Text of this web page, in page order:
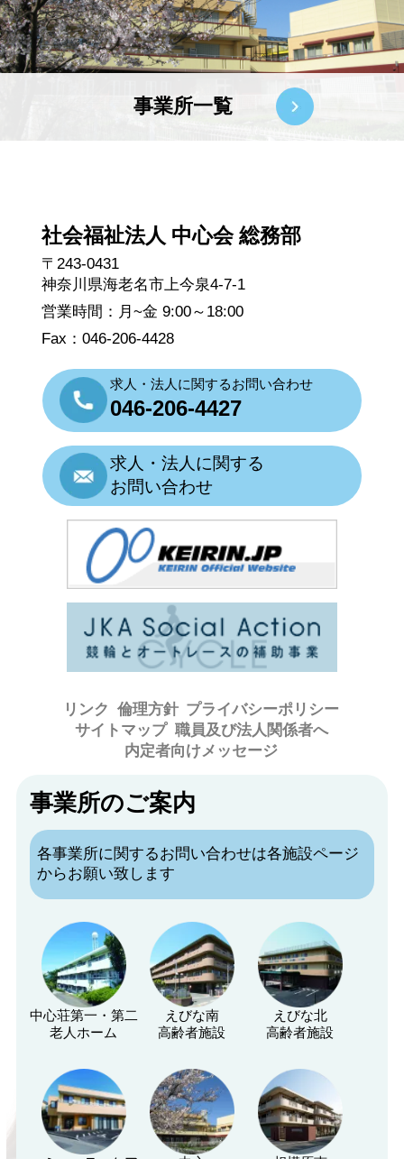
事業所一覧
社会福祉法人 中心会 総務部
〒243-0431
神奈川県海老名市上今泉4-7-1
営業時間：月~金 9:00～18:00
Fax：046-206-4428
求人・法人に関するお問い合わせ
046-206-4427
求人・法人に関する
お問い合わせ
リンク 倫理方針 プライバシーポリシー
サイトマップ 職員及び法人関係者へ
内定者向けメッセージ
事業所のご案内
各事業所に関するお問い合わせは各施設ページ
からお願い致します
中心荘第一・第二
老人ホーム
えびな南
高齢者施設
えびな北
高齢者施設